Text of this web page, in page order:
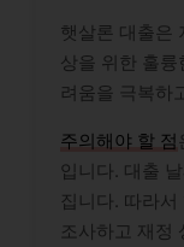
햇살론 대출은
상을 위한 훌
려움을 극복하
주의해야 할 점
입니다. 대출
집니다. 따라서
조사하고 재정